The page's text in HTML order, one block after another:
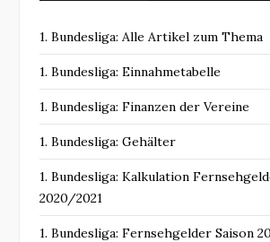
1. Bundesliga: Alle Artikel zum Thema
1. Bundesliga: Einnahmetabelle
1. Bundesliga: Finanzen der Vereine
1. Bundesliga: Gehälter
1. Bundesliga: Kalkulation
2020/2021
1. Bundesliga: Fernsehgelder Saison